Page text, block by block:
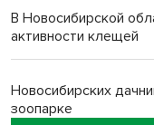
В Новосибирской
активности клещей
Новосибирских
зоопарке